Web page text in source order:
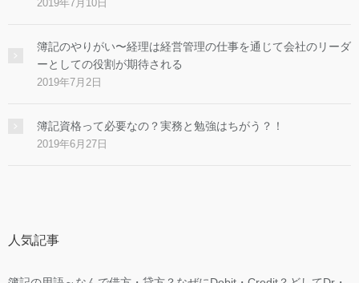
2019年7月10日
簿記のやりがい〜経理は経営管理の仕事を通じて会社のリーダ
ーとしての役割が期待される
2019年7月2日
簿記資格って必要なの？実務と勉強はちがう？！
2019年6月27日
人気記事